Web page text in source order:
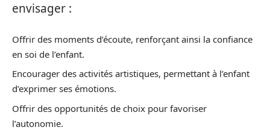
envisager :
Offrir des moments d’écoute, renforçant ainsi la confiance
en soi de l’enfant.
Encourager des activités artistiques, permettant à l’enfant
d’exprimer ses émotions.
Offrir des opportunités de choix pour favoriser
l’autonomie.